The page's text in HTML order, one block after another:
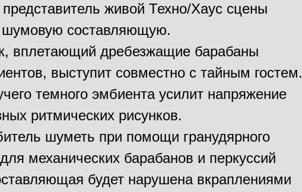
живой Техно/Хаус сцены
составляющую.
вплетающий дребезжащие барабаны
выступит совместно с тайным гостем.
темного эмбиента усилит напряжение
ритмических рисунков.
шуметь при помощи гранудярного
механических барабанов и перкуссий
будет нарушена вкраплениями